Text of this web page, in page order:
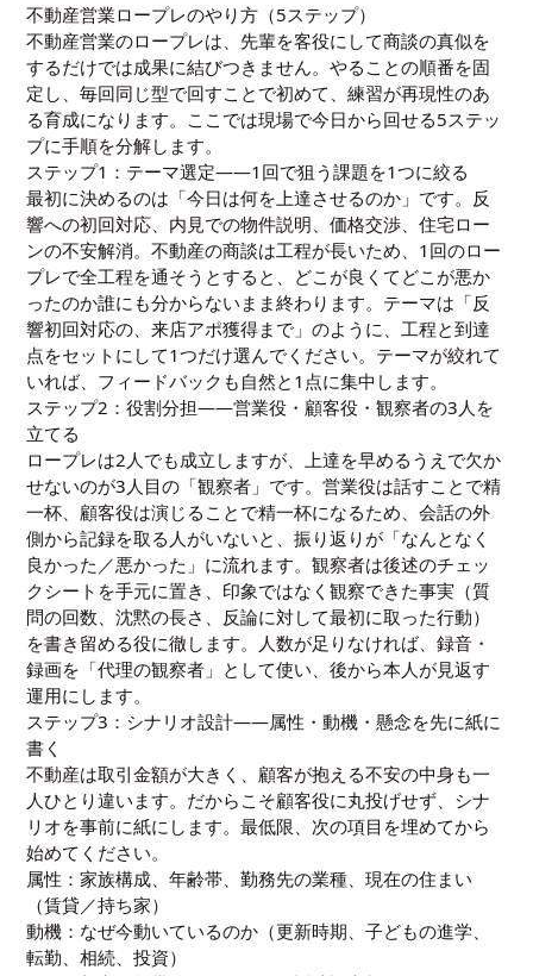
不動産営業ロープレのやり方（5ステップ）
不動産営業のロープレは、先輩を客役にして商談の真似を
するだけでは成果に結びつきません。やることの順番を固
定し、毎回同じ型で回すことで初めて、練習が再現性のあ
る育成になります。ここでは現場で今日から回せる5ステッ
プに手順を分解します。
ステップ1：テーマ選定——1回で狙う課題を1つに絞る
最初に決めるのは「今日は何を上達させるのか」です。反
響への初回対応、内見での物件説明、価格交渉、住宅ロー
ンの不安解消。不動産の商談は工程が長いため、1回のロー
プレで全工程を通そうとすると、どこが良くてどこが悪か
ったのか誰にも分からないまま終わります。テーマは「反
響初回対応の、来店アポ獲得まで」のように、工程と到達
点をセットにして1つだけ選んでください。テーマが絞れて
いれば、フィードバックも自然と1点に集中します。
ステップ2：役割分担——営業役・顧客役・観察者の3人を
立てる
ロープレは2人でも成立しますが、上達を早めるうえで欠か
せないのが3人目の「観察者」です。営業役は話すことで精
一杯、顧客役は演じることで精一杯になるため、会話の外
側から記録を取る人がいないと、振り返りが「なんとなく
良かった／悪かった」に流れます。観察者は後述のチェッ
クシートを手元に置き、印象ではなく観察できた事実（質
問の回数、沈黙の長さ、反論に対して最初に取った行動）
を書き留める役に徹します。人数が足りなければ、録音・
録画を「代理の観察者」として使い、後から本人が見返す
運用にします。
ステップ3：シナリオ設計——属性・動機・懸念を先に紙に
書く
不動産は取引金額が大きく、顧客が抱える不安の中身も一
人ひとり違います。だからこそ顧客役に丸投げせず、シナ
リオを事前に紙にします。最低限、次の項目を埋めてから
始めてください。
属性：家族構成、年齢帯、勤務先の業種、現在の住まい
（賃貸／持ち家）
動機：なぜ今動いているのか（更新時期、子どもの進学、
転勤、相続、投資）